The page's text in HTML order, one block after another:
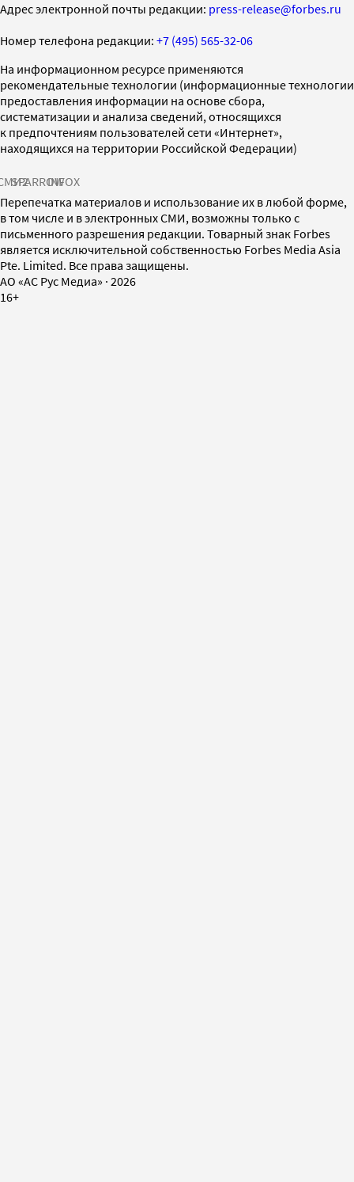
Адрес электронной почты редакции: press-release@forbes.ru
Номер телефона редакции: +7 (495) 565-32-06
На информационном ресурсе применяются
рекомендательные технологии (информационные технологии
предоставления информации на основе сбора,
систематизации и анализа сведений, относящихся
к предпочтениям пользователей сети «Интернет»,
находящихся на территории Российской Федерации)
SPARROWINFOX
Перепечатка материалов и использование их в любой форме,
в том числе и в электронных СМИ, возможны только с
письменного разрешения редакции. Товарный знак Forbes
является исключительной собственностью Forbes Media Asia
Pte. Limited. Все права защищены.
AO «АС Рус Медиа» · 2026
16+